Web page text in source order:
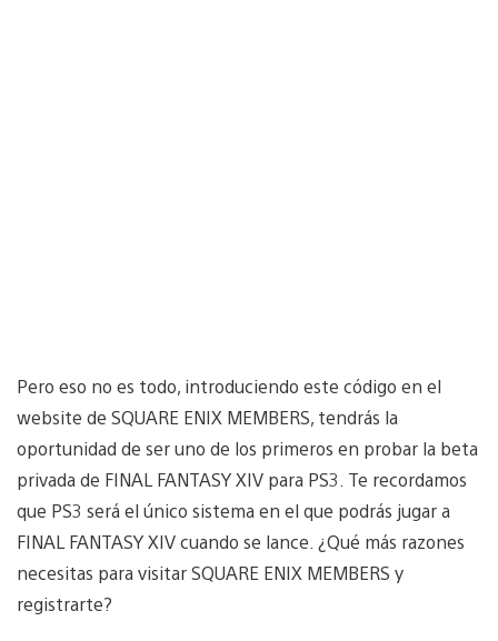
Pero eso no es todo, introduciendo este código en el
website de SQUARE ENIX MEMBERS, tendrás la
oportunidad de ser uno de los primeros en probar la beta
privada de FINAL FANTASY XIV para PS3. Te recordamos
que PS3 será el único sistema en el que podrás jugar a
FINAL FANTASY XIV cuando se lance. ¿Qué más razones
necesitas para visitar SQUARE ENIX MEMBERS y
registrarte?